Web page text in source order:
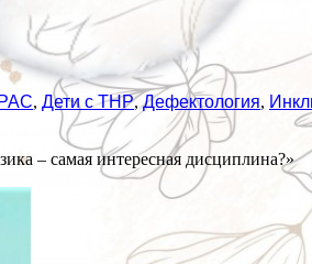
, Дети с ТНР,Дефектология,
– самая интересная дисциплина?»